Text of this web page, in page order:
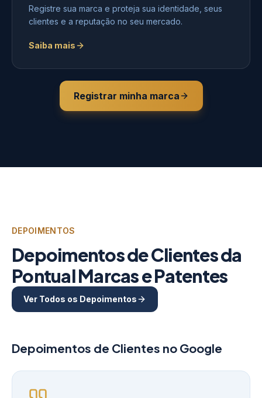
Registre sua marca e proteja sua identidade, seus
clientes e a reputação no seu mercado.
Saiba mais
Registrar minha marca
DEPOIMENTOS
Depoimentos de Clientes da
Pontual Marcas e Patentes
Ver Todos os Depoimentos
Depoimentos de Clientes no Google